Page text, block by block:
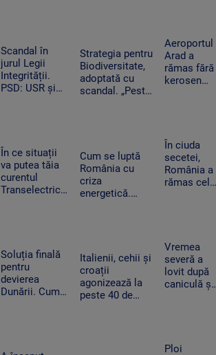
cumpărături
dronă cu
bombă pe
aeroportul
din Leipzig
Scandal în
jurul Legii
Integrității.
PSD: USR și
Strategia pentru
Biodiversitate,
adoptată cu
scandal. „Peste
Aeroportul
Arad a
rămas fără
kerosen
nu a ajuns
la timp
În ce situații
va putea tăia
curentul
Transelectrica.
industriali”
Cum se luptă
România cu
criza
energetică.
trebuie să ne
întoarcem în
beznă”
În ciuda
secetei,
România a
rămas cel
Recoltele
au atins
niveluri
record
Soluția finală
pentru
devierea
Dunării. Cum
Italienii, cehii și
croații
agonizează la
peste 40 de
Vremea
severă a
lovit după
caniculă și
în timp ce
Ploi